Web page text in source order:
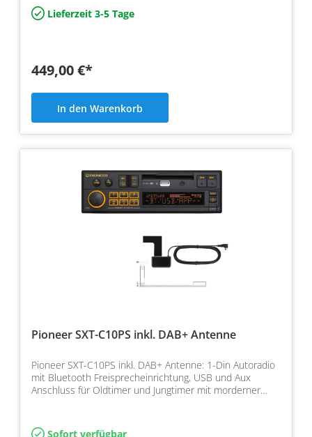
Lieferzeit 3-5 Tage
449,00 €*
In den Warenkorb
Pioneer SXT-C10PS inkl. DAB+ Antenne
Pioneer SXT-C10PS inkl. DAB+ Antenne: 1-Din Autoradio
mit Bluetooth Freisprecheinrichtung, USB und Aux
Anschluss für Oldtimer und Jungtimer mit morderner
Sofort verfügbar